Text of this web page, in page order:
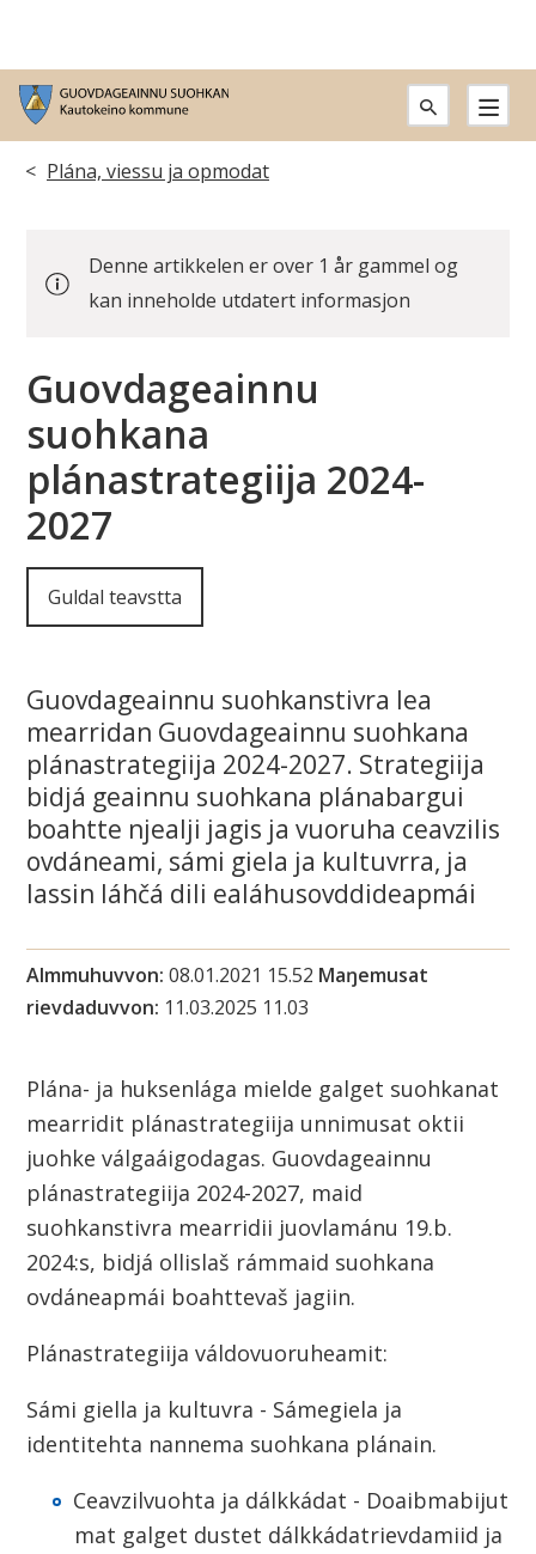
G
u
v
d
a
g
e
a
u
s
u
o
k
a
n
Don
dáppe:
Plána, viessu ja opmodat
Denne artikkelen er over 1 år gammel og
kan inneholde utdatert informasjon
Guovdageainnu
suohkana
plánastrategiija 2024-
2027
Guldal teavstta
Guovdageainnu suohkanstivra lea
mearridan Guovdageainnu suohkana
plánastrategiija 2024-2027. Strategiija
bidjá geainnu suohkana plánabargui
boahtte njealji jagis ja vuoruha ceavzilis
ovdáneami, sámi giela ja kultuvrra, ja
lassin láhčá dili ealáhusovddideapmái
Almmuhuvvon 08.01.2021 15.52 Maŋemusat
rievdaduvvon 11.03.2025 11.03
Plána- ja huksenlága mielde galget suohkanat
mearridit plánastrategiija unnimusat oktii
juohke válgaáigodagas. Guovdageainnu
plánastrategiija 2024-2027, maid
suohkanstivra mearridii juovlamánu 19.b.
2024:s, bidjá ollislaš rámmaid suohkana
ovdáneapmái boahttevaš jagiin.
Plánastrategiija váldovuoruheamit:
Sámi giella ja kultuvra - Sámegiela ja
identitehta nannema suohkana plánain.
Ceavzilvuohta ja dálkkádat - Doaibmabijut
mat galget dustet dálkkádatrievdamiid ja